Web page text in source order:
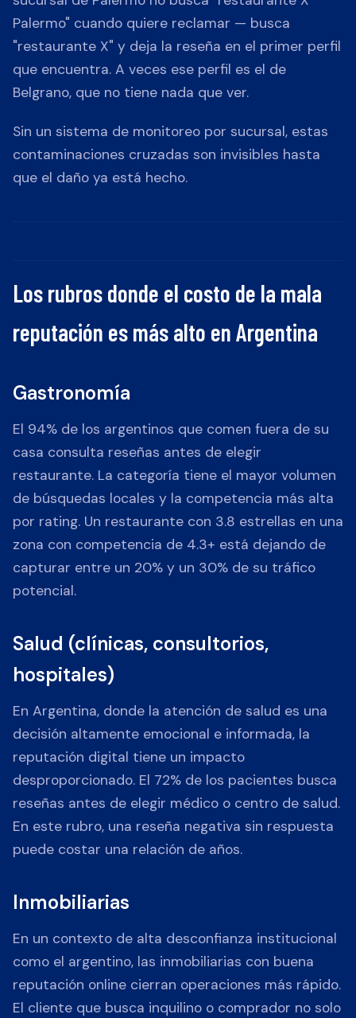
Palermo" cuando quiere reclamar — busca
"restaurante X" y deja la reseña en el primer perfil
que encuentra. A veces ese perfil es el de
Belgrano, que no tiene nada que ver.
Sin un sistema de monitoreo por sucursal, estas
contaminaciones cruzadas son invisibles hasta
que el daño ya está hecho.
Los rubros donde el costo de la mala
reputación es más alto en Argentina
Gastronomía
El 94% de los argentinos que comen fuera de su
casa consulta reseñas antes de elegir
restaurante. La categoría tiene el mayor volumen
de búsquedas locales y la competencia más alta
por rating. Un restaurante con 3.8 estrellas en una
zona con competencia de 4.3+ está dejando de
capturar entre un 20% y un 30% de su tráfico
potencial.
Salud (clínicas, consultorios,
hospitales)
En Argentina, donde la atención de salud es una
decisión altamente emocional e informada, la
reputación digital tiene un impacto
desproporcionado. El 72% de los pacientes busca
reseñas antes de elegir médico o centro de salud.
En este rubro, una reseña negativa sin respuesta
puede costar una relación de años.
Inmobiliarias
En un contexto de alta desconfianza institucional
como el argentino, las inmobiliarias con buena
reputación online cierran operaciones más rápido.
El cliente que busca inquilino o comprador no solo